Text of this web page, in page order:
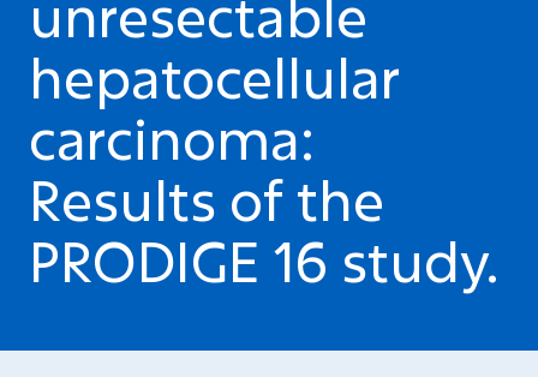
unresectable
hepatocellular
carcinoma:
Results of the
PRODIGE 16 study.